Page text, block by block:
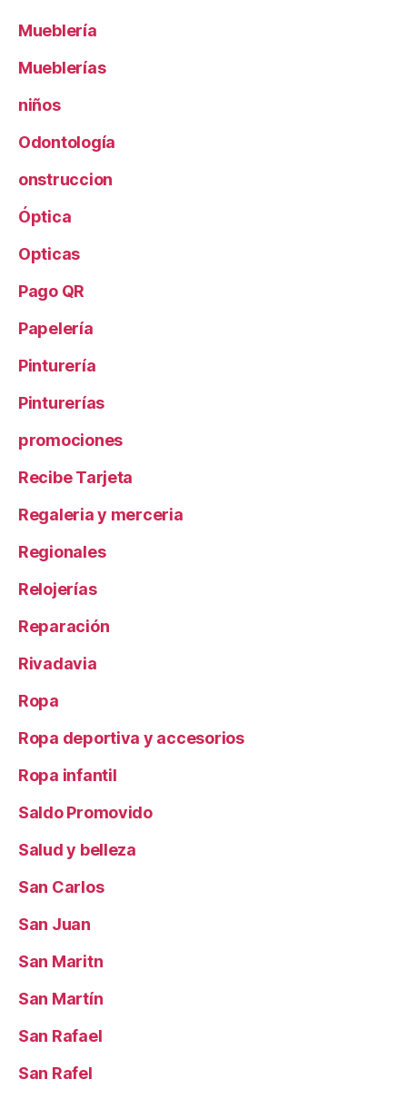
Mueblería
Mueblerías
niños
Odontología
onstruccion
Óptica
Opticas
Pago QR
Papelería
Pinturería
Pinturerías
promociones
Recibe Tarjeta
Regaleria y merceria
Regionales
Relojerías
Reparación
Rivadavia
Ropa
Ropa deportiva y accesorios
Ropa infantil
Saldo Promovido
Salud y belleza
San Carlos
San Juan
San Maritn
San Martín
San Rafael
San Rafel